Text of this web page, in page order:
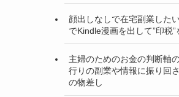
顔出しなしで在宅副業した
でKindle漫画を出して”印税
主婦のためのお金の判断軸
行りの副業や情報に振り回
の物差し